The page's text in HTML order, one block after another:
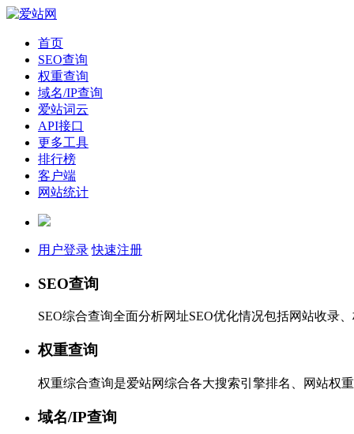
首页
SEO查询
权重查询
域名/IP查询
爱站词云
API接口
更多工具
排行榜
客户端
网站统计
用户登录 快速注册
SEO查询
SEO综合查询全面分析网址SEO优化情况包括网站收录
权重查询
权重综合查询是爱站网综合各大搜索引擎排名、网站权
域名/IP查询